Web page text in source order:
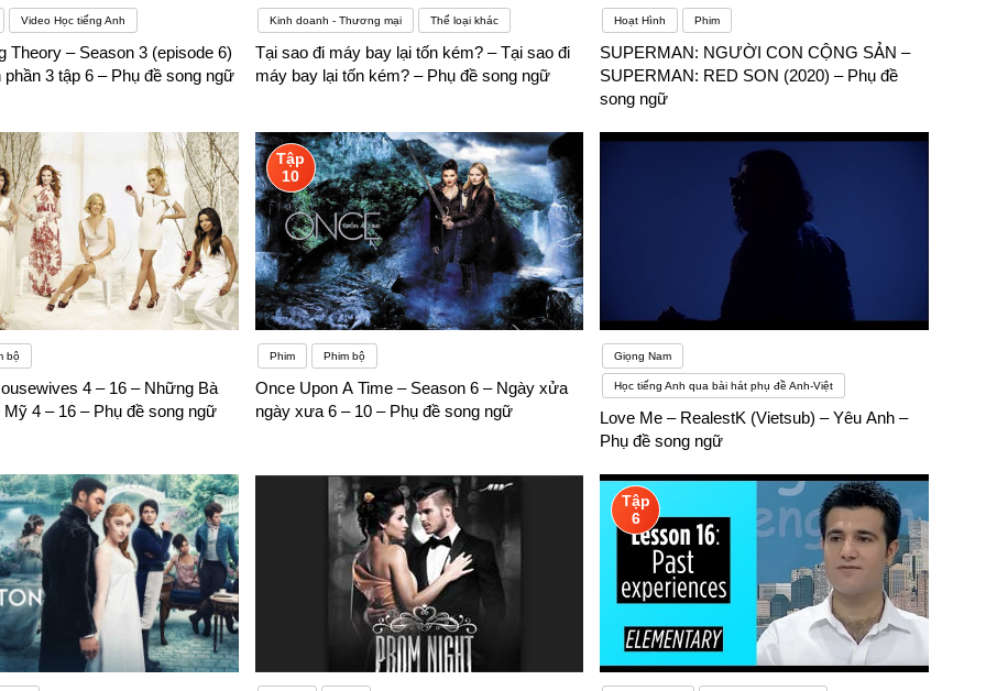
Video Học tiếng Anh
Theory – Season 3 (episode 6)
3 tập 6 – Phụ đề song ngữ
Kinh doanh - Thương mại Thể loại khác
Tại sao đi máy bay lại tốn kém? – Tại sao đi
máy bay lại tốn kém? – Phụ đề song ngữ
Hoạt Hình Phim
SUPERMAN: NGƯỜI CON CỘNG SẢN –
SUPERMAN: RED SON (2020) – Phụ đề
song ngữ
bộ
4 – 16 – Những Bà
Mỹ 4 – 16 – Phụ đề song ngữ
Tập
10
Phim Phim bộ
Once Upon A Time – Season 6 – Ngày xửa
ngày xưa 6 – 10 – Phụ đề song ngữ
Giọng Nam
Học tiếng Anh qua bài hát phụ đề Anh-Việt
Love Me – RealestK (Vietsub) – Yêu Anh –
Phụ đề song ngữ
Tập
6